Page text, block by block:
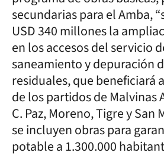
secundarias para el Amba,
USD 340 millones la
en los accesos del servicio
saneamiento y depuración
residuales, que beneficiará
de los partidos de Malvinas
C. Paz, Moreno, Tigre y San
se incluyen obras para
potable a 1.300.000